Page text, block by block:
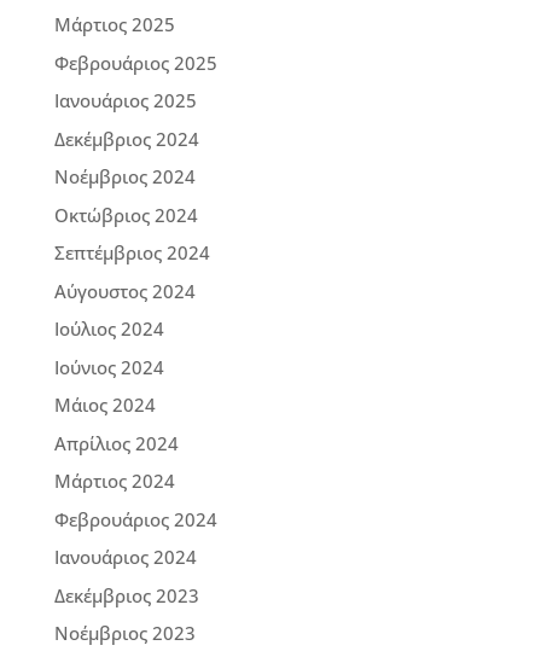
Μάρτιος 2025
Φεβρουάριος 2025
Ιανουάριος 2025
Δεκέμβριος 2024
Νοέμβριος 2024
Οκτώβριος 2024
Σεπτέμβριος 2024
Αύγουστος 2024
Ιούλιος 2024
Ιούνιος 2024
Μάιος 2024
Απρίλιος 2024
Μάρτιος 2024
Φεβρουάριος 2024
Ιανουάριος 2024
Δεκέμβριος 2023
Νοέμβριος 2023